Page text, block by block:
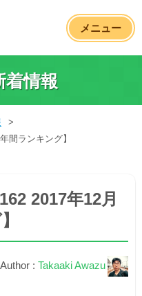
メニュー
着情報
>
間ランキング】
2017年12月
Author : Takaaki Awazu